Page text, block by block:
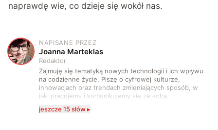
naprawdę wie, co dzieje się wokół nas.
J
NAPISANE PRZEZ
Joanna Marteklas
Redaktor
Zajmuję się tematyką nowych technologii i ich wpływu
na codzienne życie. Piszę o cyfrowej kulturze,
innowacjach oraz trendach zmieniających sposób, w
jaki pracujemy i komunikujemy się ze sobą.
Szczególnie interesuje mnie relacja między rozwojem
technologii a współczesną popkulturą. W wolnych
jeszcze 15 słów ▸